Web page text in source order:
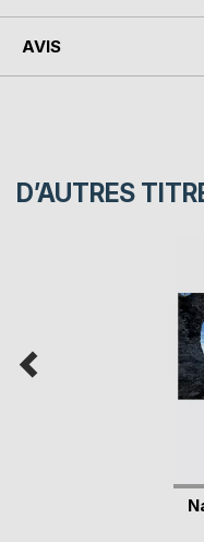
AVIS
D’AUTRES